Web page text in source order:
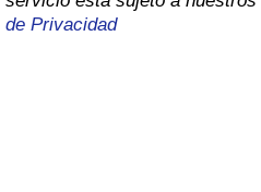
de Privacidad
(Actual)